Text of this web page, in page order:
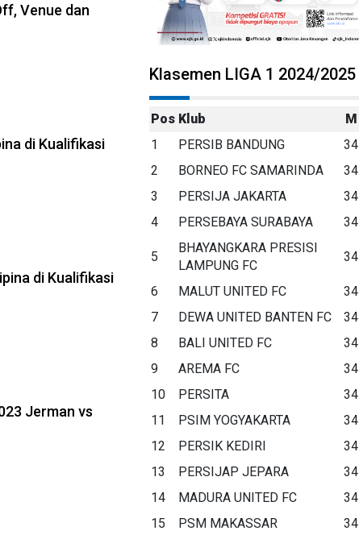
Venue dan
di Kualifikasi
di Kualifikasi
Jerman vs
Klasemen LIGA 1 2024/2025
Pos Klub M
1
PERSIB BANDUNG 34
2
BORNEO FC SAMARINDA 34
3
PERSIJA JAKARTA 34
4
PERSEBAYA SURABAYA 34
5
BHAYANGKARA PRESISI
LAMPUNG FC
34
6 MALUT UNITED FC 34
7
DEWA UNITED BANTEN FC 34
8
BALI UNITED FC 34
9
AREMA FC 34
10
PERSITA 34
11
PSIM YOGYAKARTA 34
12
PERSIK KEDIRI 34
13
PERSIJAP JEPARA 34
14
MADURA UNITED FC 34
15
PSM MAKASSAR 34